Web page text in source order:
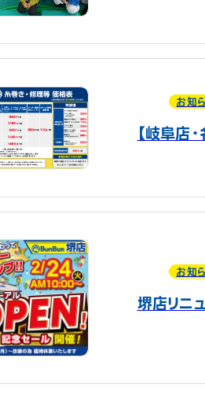
お知
【岐阜店
お知
堺店リニ